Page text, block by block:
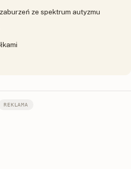
ze spektrum autyzmu
REKLAMA